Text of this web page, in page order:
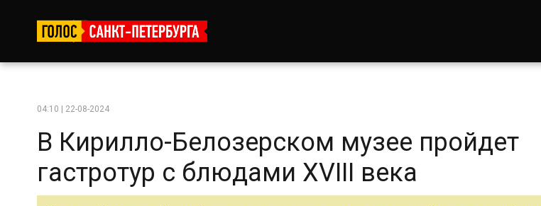
04:10 | 22-08-2024
В Кирилло-Белозерском музее пройдет
гастротур с блюдами XVIII века